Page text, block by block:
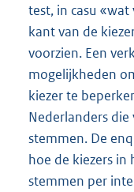
test, in casu
kant van de
voorzien. Een
mogelijkheden
kiezer te
Nederlanders
stemmen. De
hoe de kiezers
stemmen per